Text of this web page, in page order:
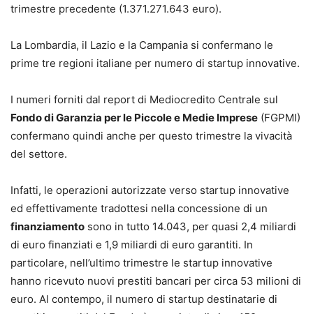
trimestre precedente (1.371.271.643 euro).
La Lombardia, il Lazio e la Campania si confermano le
prime tre regioni italiane per numero di startup innovative.
I numeri forniti dal report di Mediocredito Centrale sul
Fondo di Garanzia per le Piccole e Medie Imprese (FGPMI)
confermano quindi anche per questo trimestre la vivacità
del settore.
Infatti, le operazioni autorizzate verso startup innovative
ed effettivamente tradottesi nella concessione di un
finanziamento sono in tutto 14.043, per quasi 2,4 miliardi
di euro finanziati e 1,9 miliardi di euro garantiti. In
particolare, nell’ultimo trimestre le startup innovative
hanno ricevuto nuovi prestiti bancari per circa 53 milioni di
euro. Al contempo, il numero di startup destinatarie di